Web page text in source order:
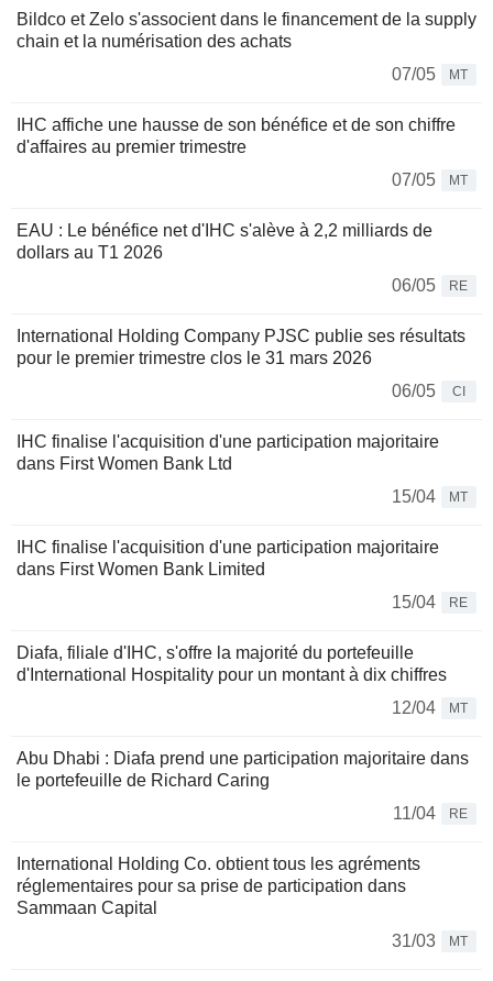
Bildco et Zelo s'associent dans le financement de la supply
chain et la numérisation des achats
07/05
MT
IHC affiche une hausse de son bénéfice et de son chiffre
d'affaires au premier trimestre
07/05
MT
EAU : Le bénéfice net d'IHC s'alève à 2,2 milliards de
dollars au T1 2026
06/05
RE
International Holding Company PJSC publie ses résultats
pour le premier trimestre clos le 31 mars 2026
06/05
CI
IHC finalise l'acquisition d'une participation majoritaire
dans First Women Bank Ltd
15/04
MT
IHC finalise l'acquisition d'une participation majoritaire
dans First Women Bank Limited
15/04
RE
Diafa, filiale d'IHC, s'offre la majorité du portefeuille
d'International Hospitality pour un montant à dix chiffres
12/04
MT
Abu Dhabi : Diafa prend une participation majoritaire dans
le portefeuille de Richard Caring
11/04
RE
International Holding Co. obtient tous les agréments
réglementaires pour sa prise de participation dans
Sammaan Capital
31/03
MT